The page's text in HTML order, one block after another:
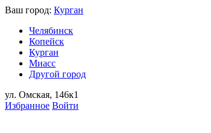
Ваш город: Курган
Челябинск
Копейск
Курган
Миасс
Другой город
ул. Омская, 146к1
Избранное Войти